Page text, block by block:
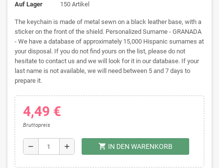
Auf Lager
150 Artikel
The keychain is made of metal sewn on a black leather base, with a
sticker on the front of the shield. Personalized Surname - GRANADA
- We have a database of approximately 15,000 Hispanic surnames at
your disposal. If you do not find yours on the list, please do not
hesitate to contact us and we will look for it in our database. If your
last name is not available, we will need between 5 and 7 days to
prepare it.
4,49 €
Bruttopreis
remove add shopping_cart IN DEN WARENKORB